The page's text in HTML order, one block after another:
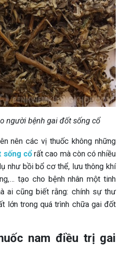
người bệnh gai đốt sống cổ
nên các vị thuốc không những
sống cổ rất cao mà còn có nhiều
như bồi bổ cơ thể, lưu thông khí
tạo cho bệnh nhân một tinh
ai cũng biết rằng: chính sự thư
lớn trong quá trình chữa gai đốt
nam điều trị gai